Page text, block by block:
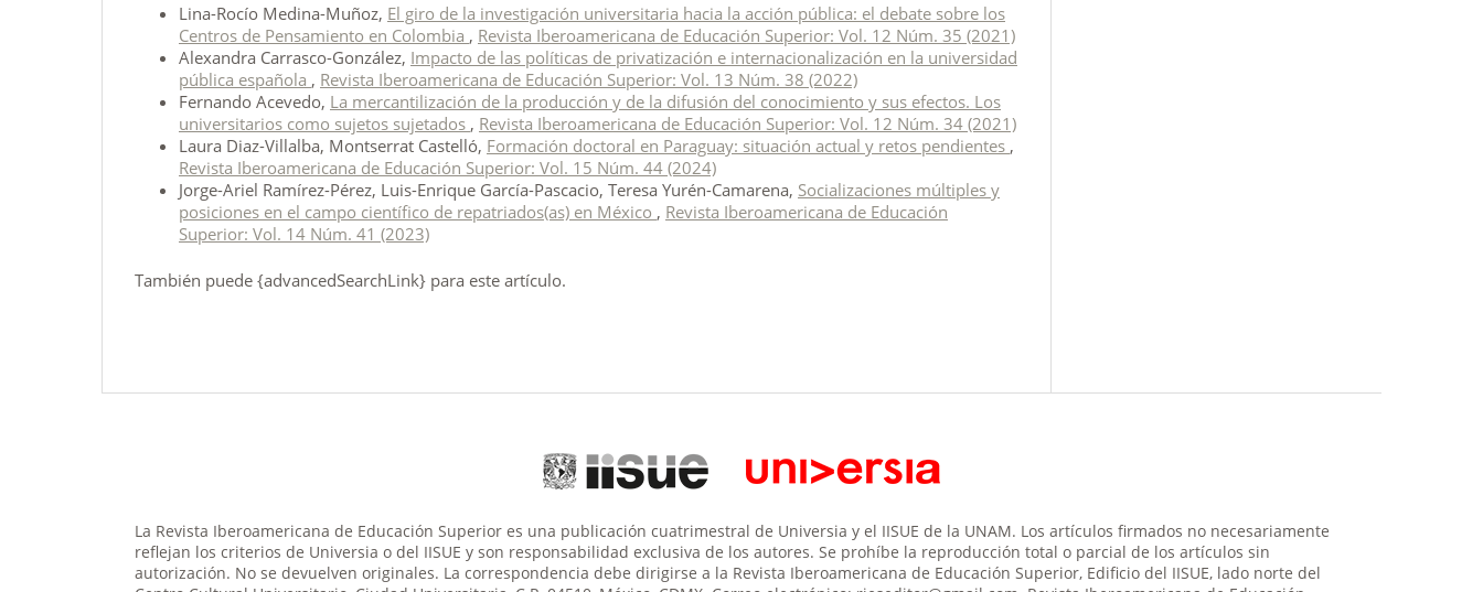
Lina-Rocío Medina-Muñoz, El giro de la investigación universitaria hacia la acción pública: el debate sobre los
Centros de Pensamiento en Colombia , Revista Iberoamericana de Educación Superior: Vol. 12 Núm. 35 (2021)
Alexandra Carrasco-González, Impacto de las políticas de privatización e internacionalización en la universidad
pública española , Revista Iberoamericana de Educación Superior: Vol. 13 Núm. 38 (2022)
Fernando Acevedo, La mercantilización de la producción y de la difusión del conocimiento y sus efectos. Los
universitarios como sujetos sujetados , Revista Iberoamericana de Educación Superior: Vol. 12 Núm. 34 (2021)
Laura Diaz-Villalba, Montserrat Castelló, Formación doctoral en Paraguay: situación actual y retos pendientes ,
Revista Iberoamericana de Educación Superior: Vol. 15 Núm. 44 (2024)
Jorge-Ariel Ramírez-Pérez, Luis-Enrique García-Pascacio, Teresa Yurén-Camarena, Socializaciones múltiples y
posiciones en el campo científico de repatriados(as) en México , Revista Iberoamericana de Educación
Superior: Vol. 14 Núm. 41 (2023)
También puede {advancedSearchLink} para este artículo.
La Revista Iberoamericana de Educación Superior es una publicación cuatrimestral de Universia y el IISUE de la UNAM. Los artículos firmados no necesariamente
reflejan los criterios de Universia o del IISUE y son responsabilidad exclusiva de los autores. Se prohíbe la reproducción total o parcial de los artículos sin
autorización. No se devuelven originales. La correspondencia debe dirigirse a la Revista Iberoamericana de Educación Superior, Edificio del IISUE, lado norte del